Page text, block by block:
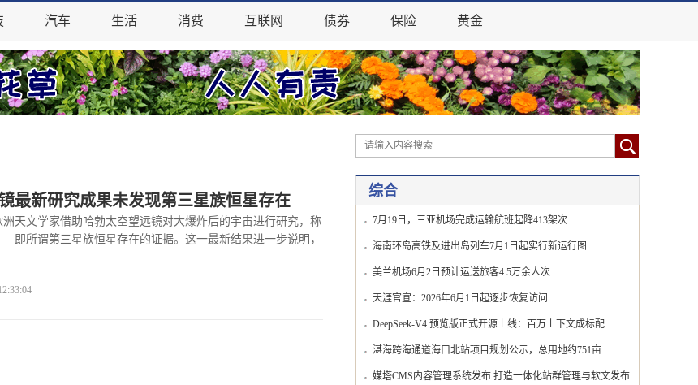
汽车 生活 消费 互联网 债券 保险 黄金
最新研究成果未发现第三星族恒星存在
文学家借助哈勃太空望远镜对大爆炸后的宇宙进行研究，称
即所谓第三星族恒星存在的证据。这一最新结果进一步说明，
综合
7月19日，三亚机场完成运输航班起降413架次
海南环岛高铁及进出岛列车7月1日起实行新运行图
美兰机场6月2日预计运送旅客4.5万余人次
天涯官宣：2026年6月1日起逐步恢复访问
DeepSeek-V4 预览版正式开源上线：百万上下文成标配
湛海跨海通道海口北站项目规划公示，总用地约751亩
媒塔CMS内容管理系统发布 打造一体化站群管理与软文发布交易平台